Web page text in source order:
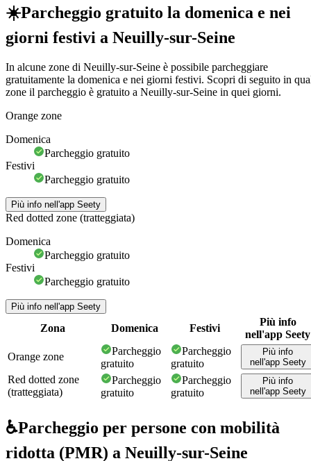
☀️Parcheggio gratuito la domenica e nei
giorni festivi a Neuilly-sur-Seine
In alcune zone di Neuilly-sur-Seine è possibile parcheggiare
gratuitamente la domenica e nei giorni festivi. Scopri di seguito in
zone il parcheggio è gratuito a Neuilly-sur-Seine in quei giorni.
Orange zone
Domenica
Parcheggio gratuito
Festivi
Parcheggio gratuito
Più info nell'app Seety
Red dotted zone (tratteggiata)
Domenica
Parcheggio gratuito
Festivi
Parcheggio gratuito
Più info nell'app Seety
Zona Domenica Festivi
Più info
nell'app Seety
Orange zone
Parcheggio
gratuito
Parcheggio
gratuito
Più info
nell'app Seety
Red dotted zone
(tratteggiata)
Parcheggio
gratuito
Parcheggio
gratuito
Più info
nell'app Seety
♿Parcheggio per persone con mobilità
ridotta (PMR) a Neuilly-sur-Seine